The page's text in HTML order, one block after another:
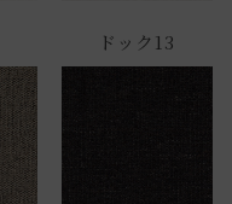
ドック13